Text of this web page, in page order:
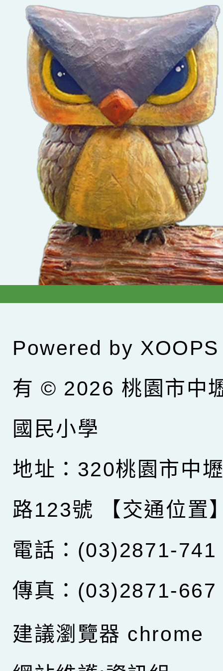
Powered by XOOPS
有 © 2026 桃園市中
國民小學
地址：320桃園市中
路123號
【交通位置
電話：(03)2871-741
傳真：(03)2871-667
建議瀏覽器 chrome